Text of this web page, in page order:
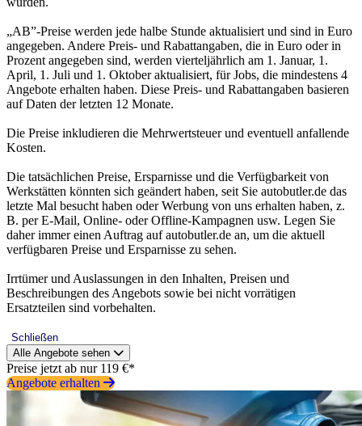
„AB”-Preise werden jede halbe Stunde aktualisiert und sind in Euro
angegeben. Andere Preis- und Rabattangaben, die in Euro oder in
Prozent angegeben sind, werden vierteljährlich am 1. Januar, 1.
April, 1. Juli und 1. Oktober aktualisiert, für Jobs, die mindestens 4
Angebote erhalten haben. Diese Preis- und Rabattangaben basieren
auf Daten der letzten 12 Monate.
Die Preise inkludieren die Mehrwertsteuer und eventuell anfallende
Kosten.
Die tatsächlichen Preise, Ersparnisse und die Verfügbarkeit von
Werkstätten könnten sich geändert haben, seit Sie autobutler.de das
letzte Mal besucht haben oder Werbung von uns erhalten haben, z.
B. per E-Mail, Online- oder Offline-Kampagnen usw. Legen Sie
daher immer einen Auftrag auf autobutler.de an, um die aktuell
verfügbaren Preise und Ersparnisse zu sehen.
Irrtümer und Auslassungen in den Inhalten, Preisen und
Beschreibungen des Angebots sowie bei nicht vorrätigen
Ersatzteilen sind vorbehalten.
Schließen
Alle Angebote sehen
Preise jetzt ab nur 119 €*
Angebote erhalten